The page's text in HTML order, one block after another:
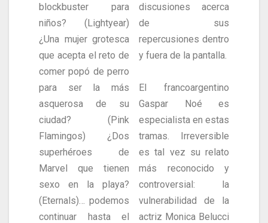
blockbuster para
niños? (Lightyear)
¿Una mujer grotesca
que acepta el reto de
comer popó de perro
para ser la más
asquerosa de su
ciudad? (Pink
Flamingos) ¿Dos
superhéroes de
Marvel que tienen
sexo en la playa?
(Eternals)… podemos
continuar hasta el
discusiones acerca
de sus
repercusiones dentro
y fuera de la pantalla.
El francoargentino
Gaspar Noé es
especialista en estas
tramas. Irreversible
es tal vez su relato
más reconocido y
controversial: la
vulnerabilidad de la
actriz Monica Belucci